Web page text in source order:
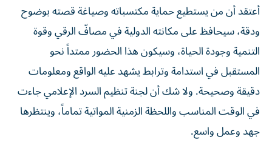
أعتقد أن من يستطيع حماية مكتسباته وصياغة قصته بوضوح
ودقة، سيحافظ على مكانته الدولية في مصافّ الرقي وقوة
التنمية وجودة الحياة، وسيكون هذا الحضور ممتداً نحو
المستقبل في استدامة وترابط يشهد عليه الواقع ومعلومات
دقيقة وصحيحة. ولا شك أن لجنة تنظيم السرد الإعلامي جاءت
في الوقت المناسب واللحظة الزمنية المواتية تماماً، وينتظرها
جهد وعمل واسع.